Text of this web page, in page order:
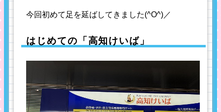
今回初めて足を延ばしてきました(^O^)／
はじめての「高知けいば」